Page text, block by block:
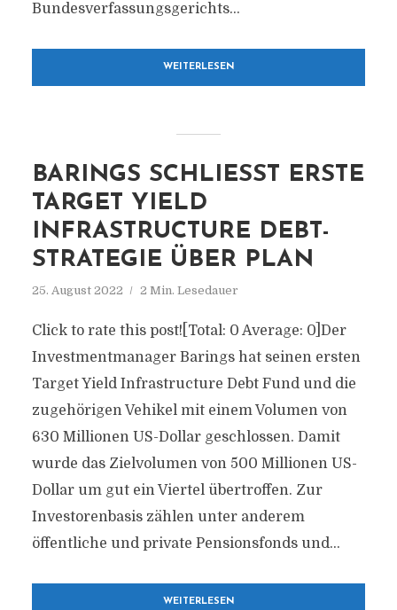
Bundesverfassungsgerichts...
WEITERLESEN
BARINGS SCHLIESST ERSTE T
ARGET YIELD I
NFRASTRUCTURE DEBT-S
TRATEGIE ÜBER PLAN
25. August 2022 2 Min. Lesedauer
Click to rate this post![Total: 0 Average: 0]Der
Investmentmanager Barings hat seinen ersten
Target Yield Infrastructure Debt Fund und die
zugehörigen Vehikel mit einem Volumen von
630 Millionen US-Dollar geschlossen. Damit
wurde das Zielvolumen von 500 Millionen US-
Dollar um gut ein Viertel übertroffen. Zur
Investorenbasis zählen unter anderem
öffentliche und private Pensionsfonds und...
WEITERLESEN